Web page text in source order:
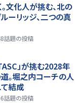
文化人が挑む、北の
ーリッジ、二つの真
話題の投稿
」が挑む2028年
。堀之内コーチの人
結成
話題の投稿